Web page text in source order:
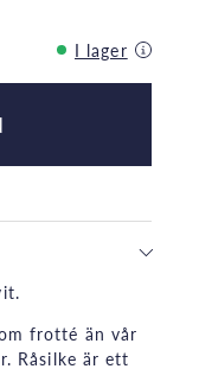
I lager
frotté än vår
Råsilke är ett